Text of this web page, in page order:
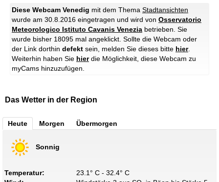
Diese Webcam Venedig mit dem Thema Stadtansichten
wurde am 30.8.2016 eingetragen und wird von Osservatorio
Meteorologico Istituto Cavanis Venezia betrieben. Sie
wurde bisher 18095 mal angeklickt. Sollte die Webcam oder
der Link dorthin defekt sein, melden Sie dieses bitte hier.
Weiterhin haben Sie hierdie Möglichkeit, diese Webcam zu
myCams hinzuzufügen.
Das Wetter in der Region
Heute Morgen Übermorgen
Sonnig
Temperatur:
23.1° C - 32.4° C